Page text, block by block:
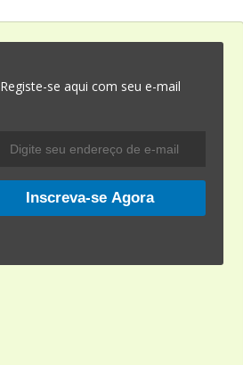
Registe-se aqui com seu e-mail